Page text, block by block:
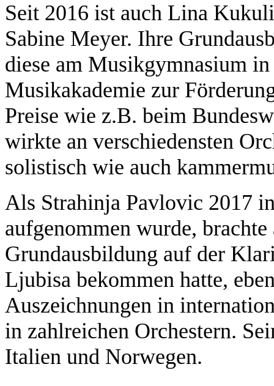
Seit 2016 ist auch Lina
Sabine Meyer. Ihre
diese am Musikgymnasium
Musikakademie zur
Preise wie z.B. beim
wirkte an verschiedensten
solistisch wie auch
Als Strahinja Pavlovic 2017
aufgenommen wurde,
Grundausbildung auf der
Ljubisa bekommen hatte,
Auszeichnungen in
in zahlreichen Orchestern.
Italien und Norwegen.